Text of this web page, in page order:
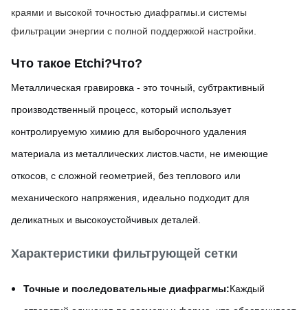
краями и высокой точностью диафрагмы.и системы
фильтрации энергии с полной поддержкой настройки.
Что такое Etchi?Что?
Металлическая гравировка - это точный, субтрактивный
производственный процесс, который использует
контролируемую химию для выборочного удаления
материала из металлических листов.части, не имеющие
откосов, с сложной геометрией, без теплового или
механического напряжения, идеально подходит для
деликатных и высокоустойчивых деталей.
Характеристики фильтрующей сетки
Точные и последовательные диафрагмы:Каждый